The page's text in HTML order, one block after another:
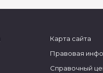
Карта сайта
Правовая
Справочный